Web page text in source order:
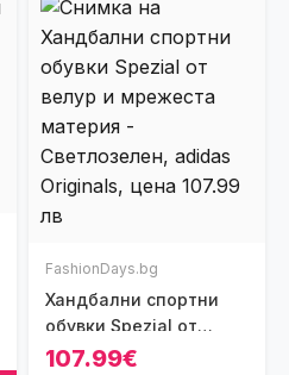
FashionDays.bg
Хандбални спортни
обувки Spezial от
велур и мрежеста
107.99€